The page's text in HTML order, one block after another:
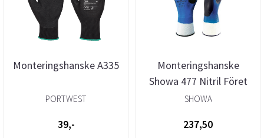
Monteringshanske A335
PORTWEST
39,-
Monteringshanske
Showa 477 Nitril Föret
SHOWA
237,50